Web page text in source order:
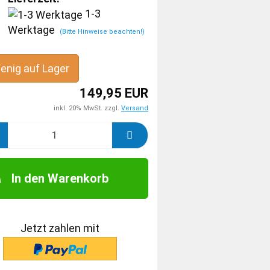
1-3
Werktage
(Bitte Hinweise beachten!)
auf Lager
149,95 EUR
inkl. 20% MwSt. zzgl. Versand
In den Warenkorb
Jetzt zahlen mit